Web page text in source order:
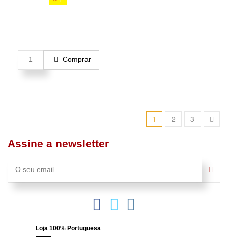
Comprar
1 2 3
Assine a newsletter
Loja 100% Portuguesa